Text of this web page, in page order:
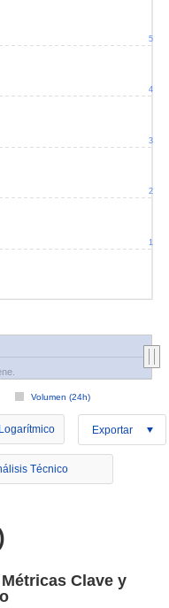
Volumen (24h)
1
2
3
4
5
Logarítmico Exportar
Técnico
Clave y